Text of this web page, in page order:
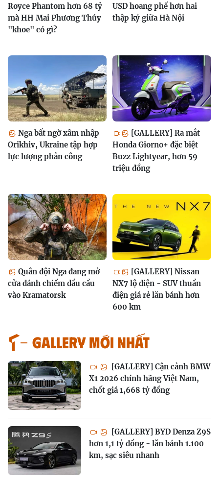
Royce Phantom hơn 68 tỷ
mà HH Mai Phương Thúy
"khoe" có gì?
USD hoang phế hơn hai
thập kỷ giữa Hà Nội
Nga bất ngờ xâm nhập
Orikhiv, Ukraine tập hợp
lực lượng phản công
[GALLERY] Ra mắt
Honda Giorno+ đặc biệt
Buzz Lightyear, hơn 59
triệu đồng
Quân đội Nga đang mở
cửa đánh chiếm đầu cầu
vào Kramatorsk
[GALLERY] Nissan
NX7 lộ diện - SUV thuần
điện giá rẻ lăn bánh hơn
600 km
GALLERY MỚI NHẤT
[GALLERY] Cận cảnh BMW
X1 2026 chính hãng Việt Nam,
chốt giá 1,668 tỷ đồng
[GALLERY] BYD Denza Z9S
hơn 1,1 tỷ đồng - lăn bánh 1.100
km, sạc siêu nhanh